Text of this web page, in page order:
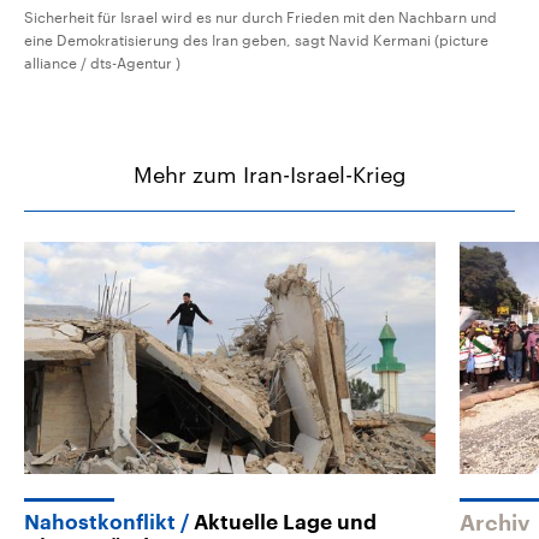
Sicherheit für Israel wird es nur durch Frieden mit den Nachbarn und
eine Demokratisierung des Iran geben, sagt Navid Kermani (picture
alliance / dts-Agentur )
Mehr zum Iran-Israel-Krieg
Nahostkonflikt
Aktuelle Lage und
Archiv